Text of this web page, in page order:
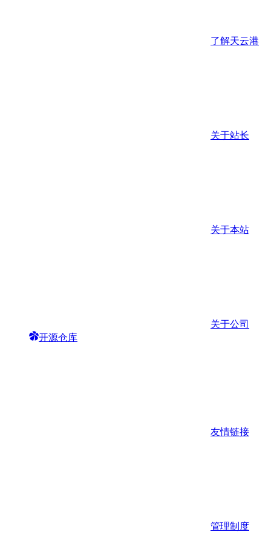
了解天云港
关于站长
关于本站
关于公司
开源仓库
友情链接
管理制度